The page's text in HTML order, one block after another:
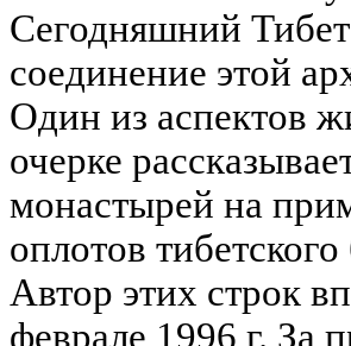
Сегодняшний
соединение этой
Один из аспектов
очерке
монастырей на
оплотов
Автор этих строк
феврале 1996 г. За